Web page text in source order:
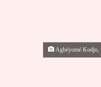
Agbéyomé Kodjo,